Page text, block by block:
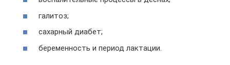
галитоз;
сахарный диабет;
беременность и период лактации.